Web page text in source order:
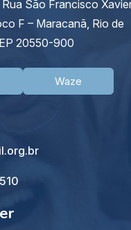
São Francisco
F – Maracanã, Rio de
20550-900
Waze